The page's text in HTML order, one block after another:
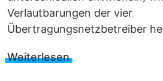
Verlautbarungen der vier
Übertragungsnetzbetreiber
Weiterlesen